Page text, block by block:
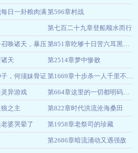
日一卦粮肉满第596章村战
风起于渊 04-26
第七百二十九章登船顺水而行
04-26
唤诸天，暴压 第851章吃够十日苦六耳黑猴子
骑虎仙人
天 第2514章梦中惨败
04-26
，何须妹骨证 第1669章十步杀一人千里不留行
炒麦片 04-26
异游戏 第664章这里的一切都明码标价
04-25
之主 第822章时代洪流沧海桑田
婆哭晕了 第1958章老祭司的珍藏
04-25
第2686章暗流涌动又遇强敌